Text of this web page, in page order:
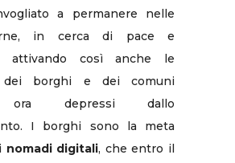
a permanere nelle
in cerca di pace e
attivando così anche le
dei borghi e dei comuni
ora depressi dallo
I borghi sono la meta
nomadi digitali, che entro il